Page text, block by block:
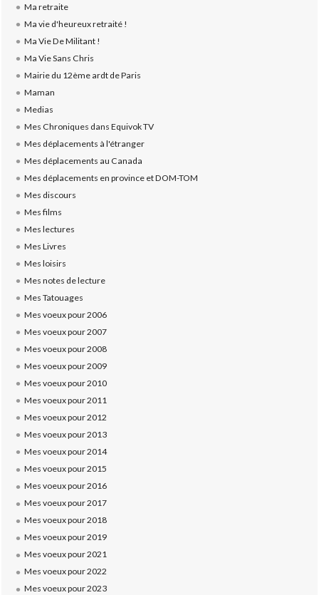
Ma retraite
Ma vie d'heureux retraité !
Ma Vie De Militant !
Ma Vie Sans Chris
Mairie du 12ème ardt de Paris
Maman
Medias
Mes Chroniques dans Equivok TV
Mes déplacements à l'étranger
Mes déplacements au Canada
Mes déplacements en province et DOM-TOM
Mes discours
Mes films
Mes lectures
Mes Livres
Mes loisirs
Mes notes de lecture
Mes Tatouages
Mes voeux pour 2006
Mes voeux pour 2007
Mes voeux pour 2008
Mes voeux pour 2009
Mes voeux pour 2010
Mes voeux pour 2011
Mes voeux pour 2012
Mes voeux pour 2013
Mes voeux pour 2014
Mes voeux pour 2015
Mes voeux pour 2016
Mes voeux pour 2017
Mes voeux pour 2018
Mes voeux pour 2019
Mes voeux pour 2021
Mes voeux pour 2022
Mes voeux pour 2023